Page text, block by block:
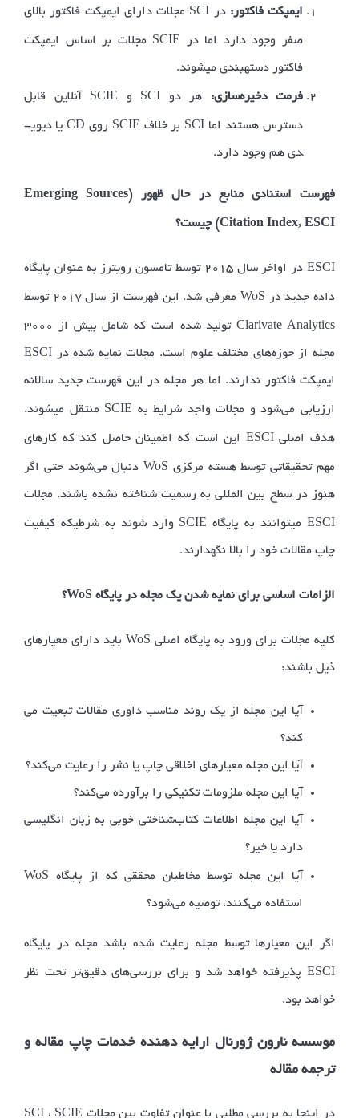
ایمپکت فاکتور: در SCI مجلات دارای ایمپکت فاکتور بالای
صفر وجود دارد اما در SCIE مجلات بر اساس ایمپکت
فاکتور دسته­بندی می­شوند.
فرمت دخیره­‌سازی: هر دو SCI و SCIE آنلاین قابل
دسترس هستند اما SCI بر خلاف SCIE روی CD یا دی­وی­
دی هم وجود دارد.
فهرست استنادی منابع در حال ظهور (Emerging Sources
Citation Index, ESCI ) چیست؟
ESCI در اواخر سال ۲۰۱۵ توسط تامسون رویترز به عنوان پایگاه
داده جدید در WoS معرفی شد. این فهرست از سال ۲۰۱۷ توسط
Clarivate Analytics تولید شده است که شامل بیش از ۳۰۰۰
مجله از حوزه‌­های مختلف علوم است. مجلات نمایه شده در ESCI
ایمپکت فاکتور ندارند. اما هر مجله در این فهرست جدید سالانه
ارزیابی می­‌شود و مجلات واجد شرایط به SCIE منتقل می­شوند.
هدف اصلیESCI این است که اطمینان حاصل کند که کارهای
مهم تحقیقاتی توسط هسته مرکزی WoS دنبال می‌شوند حتی اگر
هنوز در سطح بین المللی به رسمیت شناخته نشده باشند. مجلات
ESCIمی­توانند به پایگاه SCIE وارد شوند به شرطیکه کیفیت
چاپ مقالات خود را بالا نگهدارند.
الزامات اساسی برای نمایه شدن یک مجله در پایگاه WoS؟
کلیه مجلات برای ورود به پایگاه اصلی WoS باید دارای معیارهای
ذیل باشند:
آیا این مجله از یک روند مناسب داوری مقالات تبعیت می­‌
کند؟
آیا این مجله معیارهای اخلاقی چاپ یا نشر را رعایت می‌­کند؟
آیا این مجله ملزومات تکنیکی را برآورده می‌کند؟
آیا این مجله اطلاعات کتاب‌شناختی خوبی به زبان انگلیسی
دارد یا خیر؟
آیا این مجله توسط مخاطبان محققی که از پایگاه WoS
استفاده می­‌کنند، توصیه می‌­شود؟
اگر این معیارها توسط مجله رعایت شده باشد مجله در پایگاه
ESCI پذیرفته خواهد شد و برای بررسی­‌های دقیق‌­تر تحت نظر
خواهد بود.
موسسه نارون ژورنال ارایه دهنده خدمات چاپ مقاله و
ترجمه مقاله
در اینجا به بررسی مطلبی با عنوان تفاوت بین مجلات SCI ، SCIE